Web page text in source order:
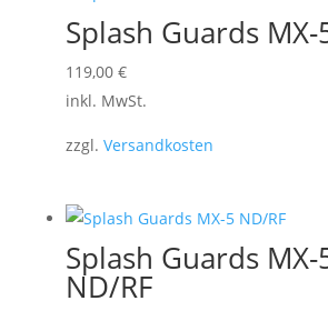
Splash Guards MX-
119,00 €
mehrere
auf.
Optionen
inkl. MwSt.
zzgl. Versandkosten
Splash Guards MX-
ND/RF